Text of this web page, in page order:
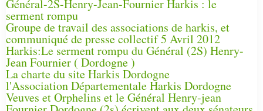
Général-2S-Henry-Jean-Fournier Harkis : le
serment rompu
Groupe de travail des associations de harkis, et
communiqué de presse collectif 5 Avril 2012
Harkis:Le serment rompu du Général (2S) Henry-
Jean Fournier ( Dordogne )
La charte du site Harkis Dordogne
l'Association Départementale Harkis Dordogne
Veuves et Orphelins et le Général Henry-jean